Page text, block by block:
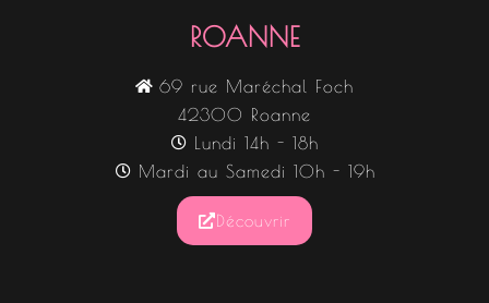
ROANNE
69 rue Maréchal Foch
42300 Roanne
Lundi 14h - 18h
Mardi au Samedi 10h - 19h
Découvrir